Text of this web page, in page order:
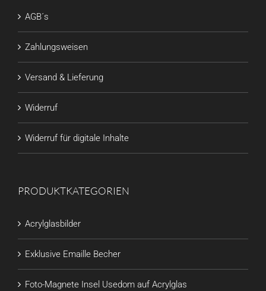
AGB´s
Zahlungsweisen
Versand & Lieferung
Widerruf
Widerruf für digitale Inhalte
PRODUKTKATEGORIEN
Acrylglasbilder
Exklusive Emaille Becher
Foto-Magnete Insel Usedom auf Acrylglas